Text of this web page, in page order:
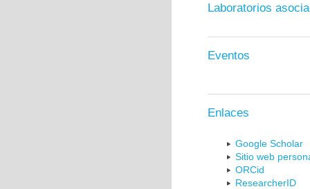
Laboratorios
Eventos
Enlaces
Google Scholar
Sitio web
ORCid
ResearcherID